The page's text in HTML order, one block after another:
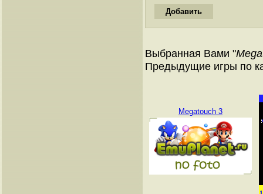
Выбранная Вами "
Предыдущие игры по
Megatouch 3